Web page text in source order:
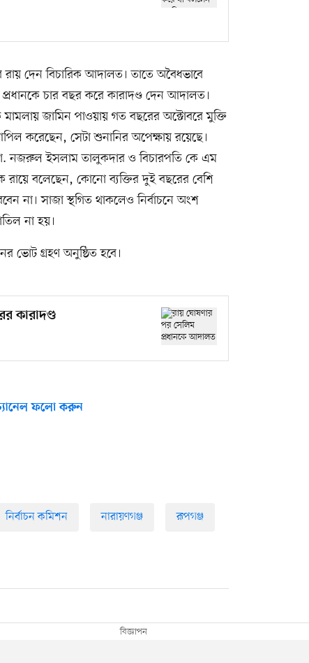
দেন বিচারিক আদালত। তাতে অবৈধভাবে
চার বছর করে কারাদণ্ড দেন আদালত।
জামিন পাওয়ায় গত বছরের অক্টোবরে মুক্তি
করেছেন, সেটা শুনানির অপেক্ষায় রয়েছে।
নজরুল ইসলাম তালুকদার ও বিচারপতি কে এম
রায়ে বলেছেন, কোনো ব্যক্তির দুই বছরের বেশি
না। সাজা স্থগিত থাকলেও নির্বাচনে অংশ
না হয়।
ভোট গ্রহণ অনুষ্ঠিত হবে।
কারাদণ্ড
ফলো করুন
নির্বাচন কমিশন নারায়ণগঞ্জ রূপগঞ্জ